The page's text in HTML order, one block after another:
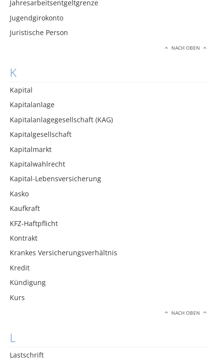
Jahresarbeitsentgeltgrenze
Jugendgirokonto
Juristische Person
NACH OBEN
K
Kapital
Kapitalanlage
Kapitalanlagegesellschaft (KAG)
Kapitalgesellschaft
Kapitalmarkt
Kapitalwahlrecht
Kapital-Lebensversicherung
Kasko
Kaufkraft
KFZ-Haftpflicht
Kontrakt
Krankes Versicherungsverhältnis
Kredit
Kündigung
Kurs
NACH OBEN
L
Lastschrift